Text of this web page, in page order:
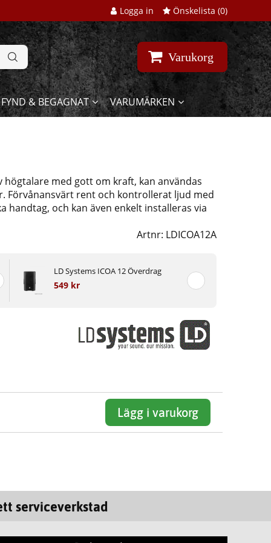
Logga in Önskelista (0)
Varukorg
FYND & BEGAGNAT VARUMÄRKEN
högtalare med gott om kraft, kan användas
Förvånansvärt rent och kontrollerat ljud med
handtag, och kan även enkelt installeras via
Artnr: LDICOA12A
LD Systems ICOA 12 Överdrag
549 kr
Lägg i varukorg
serviceverkstad